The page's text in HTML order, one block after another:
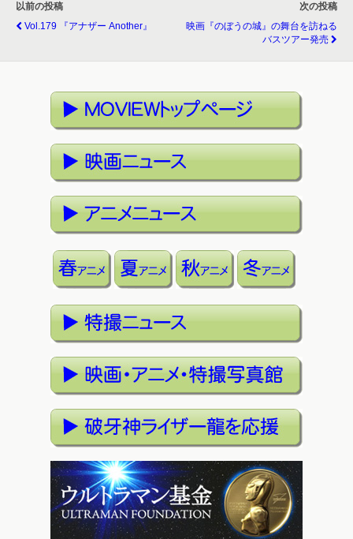
以前の投稿
Vol.179 『アナザー Another』
次の投稿
映画『のぼうの城』の舞台を訪ねる
バスツアー発売